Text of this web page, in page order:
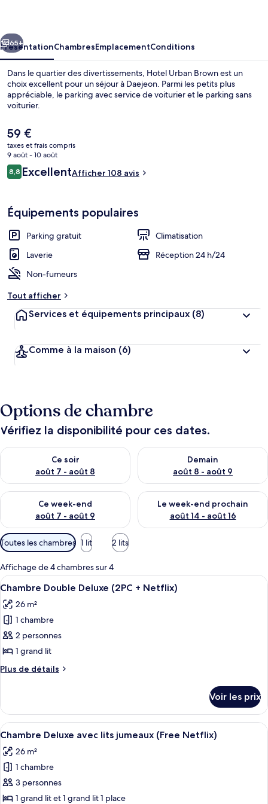
Réception
Suivant
65+
PrésentationChambresEmplacementConditions
Dans le quartier des divertissements, Hotel Urban Brown est un
choix excellent pour un séjour à Daejeon. Parmi les petits plus
appréciable, le parking avec service de voiturier et le parking sans
voiturier.
Le
prix
actuel
est
de
59 €
taxes et frais compris
9 août - 10 août
Avis
voyageurs
8,88,8 sur 10
ExcellentAfficher 108 avis
Équipements populaires
Parking gratuit
Climatisation
Laverie
Réception 24 h/24
Non-fumeurs
Tout afficher
Services et équipements principaux (8)
Comme à la maison (6)
Options de chambre
Vérifiez la disponibilité pour ces dates.
Ce soir
août 7 - août 8
Vérifier la disponibilité pour ce soir août 7 - août 8
Demain
août 8 - août 9
Vérifier la disponibilité pour
Ce week-end
août 7 - août 9
Vérifier la disponibilité pour ce week-end août 7 - août 9
Le week-end prochain
août 14 - août 16
Vérifier la disponibilité pour
Filtres
disponibles
pour
les
chambres
Toutes les chambres 1 lit 2 lits
Affichage de 4 chambres sur 4
Afficher
toutes
les
photos
pour
ce
type
de
Chambre
Double
Deluxe
(2PC
+
Netflix)
Une chambre d’hôtel comprenant
5
Chambre Double Deluxe (2PC + Netflix)
26 m²
1 chambre
2 personnes
1 grand lit
Plus de détails
Plus
le
type
de
Chambre
Double
Deluxe
(2PC
+
Voir les prix
Afficher
toutes
les
photos
pour
ce
Une chambre d’hôtel avec deux
4
Chambre Deluxe avec lits jumeaux (Free Netflix)
26 m²
1 chambre
3 personnes
1 grand lit et 1 grand lit 1 place